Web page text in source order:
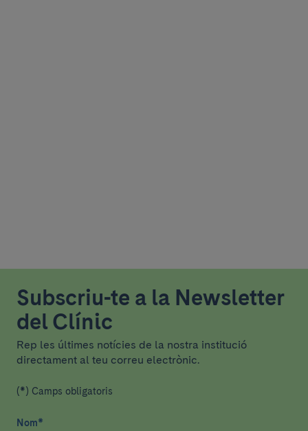
Subscriu-te a la Newsletter
del Clínic
Rep les últimes notícies de la nostra institució
directament al teu correu electrònic.
(*) Camps obligatoris
Nom*